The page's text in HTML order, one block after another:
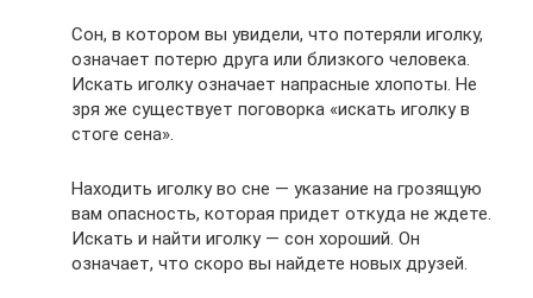
Сон, в котором вы увидели, что потеряли иголку,
означает потерю друга или близкого человека.
Искать иголку означает напрасные хлопоты. Не
зря же существует поговорка «искать иголку в
стоге сена».
Находить иголку во сне — указание на грозящую
вам опасность, которая придет откуда не ждете.
Искать и найти иголку — сон хороший. Он
означает, что скоро вы найдете новых друзей.